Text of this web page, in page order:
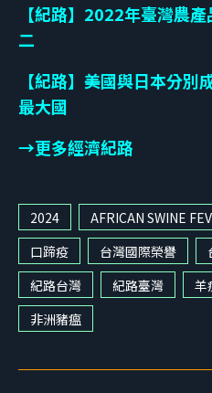
【紀路】2022年臺灣農
二
【紀路】美國與日本分
最大國
→更多經濟紀路
2024 AFRICAN SWINE
口蹄疫
台灣國際榮譽
紀路台灣
紀路臺灣 羊
非洲豬瘟